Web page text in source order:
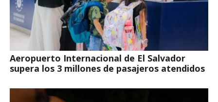
Aeropuerto Internacional de El Salvador
supera los 3 millones de pasajeros atendidos